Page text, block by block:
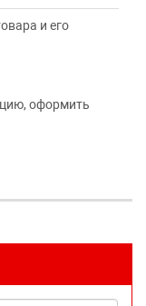
и его
оформить